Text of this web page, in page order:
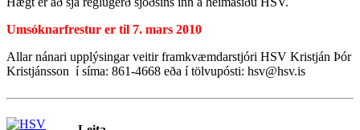
Umsóknarfrestur er til 7. mars 2010
Allar nánari upplýsingar veitir framkvæmdarstjóri HSV Kristján Þór
Kristjánsson í síma: 861-4668 eða í tölvupósti: hsv@hsv.is